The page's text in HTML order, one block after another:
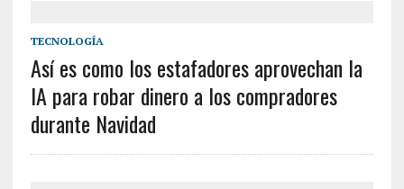
TECNOLOGÍA
Así es como los estafadores aprovechan la
IA para robar dinero a los compradores
durante Navidad